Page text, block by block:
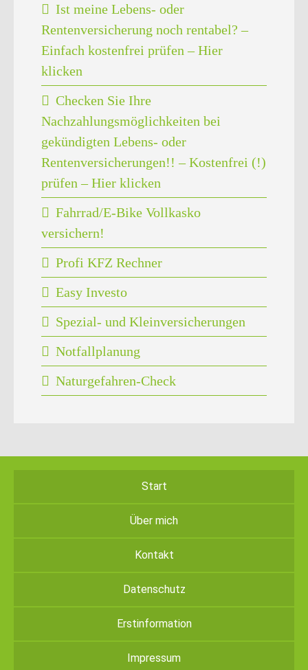
Ist meine Lebens- oder
Rentenversicherung noch rentabel? –
Einfach kostenfrei prüfen – Hier
klicken
Checken Sie Ihre
Nachzahlungsmöglichkeiten bei
gekündigten Lebens- oder
Rentenversicherungen!! – Kostenfrei (!)
prüfen – Hier klicken
Fahrrad/E-Bike Vollkasko
versichern!
Profi KFZ Rechner
Easy Investo
Spezial- und Kleinversicherungen
Notfallplanung
Naturgefahren-Check
Start
Über mich
Kontakt
Datenschutz
Erstinformation
Impressum